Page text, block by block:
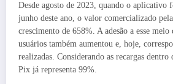
Desde agosto de 2023, quando o aplicativo
junho deste ano, o valor comercializado
crescimento de 658%. A adesão a esse meio
usuários também aumentou e, hoje,
realizadas. Considerando as recargas
Pix já representa 99%.